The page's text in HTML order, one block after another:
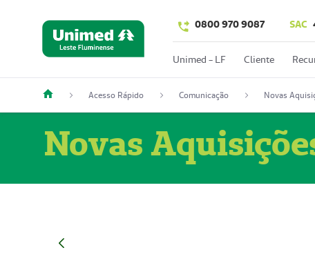
0800 970 9087 SAC
Unimed - LF Cliente
Acesso Rápido Comunicação Novas
Novas